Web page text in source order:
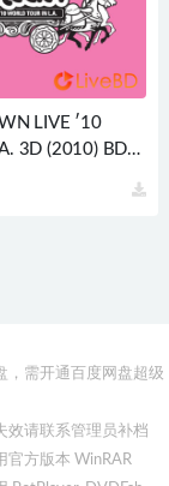
LIVE ′10
3D (2010) BD蓝
，需开通百度网盘超级
效请联系管理员补档
官方版本 WinRAR